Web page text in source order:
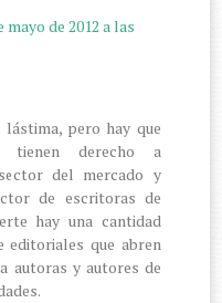
mayo de 2012 a las
pero hay que
tienen derecho a
del mercado y
de escritoras de
hay una cantidad
editoriales que abren
autoras y autores de